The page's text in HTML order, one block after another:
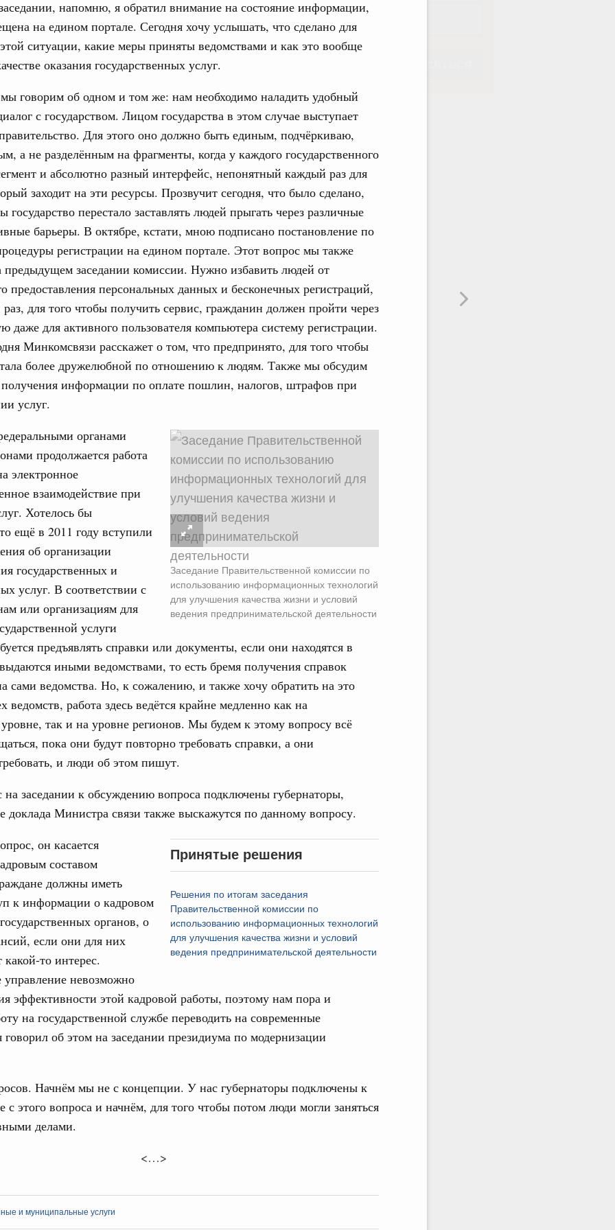
напомню, я обратил внимание на состояние информации,
на едином портале. Сегодня хочу услышать, что сделано для
ситуации, какие меры приняты ведомствами и как это вообще
оказания государственных услуг.
мы говорим об одном и том же: нам необходимо наладить удобный
с государством. Лицом государства в этом случае выступает
Для этого оно должно быть единым, подчёркиваю,
а не разделённым на фрагменты, когда у каждого государственного
и абсолютно разный интерфейс, непонятный каждый раз для
заходит на эти ресурсы. Прозвучит сегодня, что было сделано,
государство перестало заставлять людей прыгать через различные
барьеры. В октябре, кстати, мною подписано постановление по
регистрации на едином портале. Этот вопрос мы также
предыдущем заседании комиссии. Нужно избавить людей от
предоставления персональных данных и бесконечных регистраций,
для того чтобы получить сервис, гражданин должен пройти через
даже для активного пользователя компьютера систему регистрации.
Минкомсвязи расскажет о том, что предпринято, для того чтобы
более дружелюбной по отношению к людям. Также мы обсудим
информации по оплате пошлин, налогов, штрафов при
услуг.
Заседание Правительственной комиссии по
использованию информационных технологий
для улучшения качества жизни и условий
ведения предпринимательской деятельности
органами
продолжается работа
электронное
взаимодействие при
Хотелось бы
ещё в 2011 году вступили
об организации
государственных и
услуг. В соответствии с
или организациям для
услуги
предъявлять справки или документы, если они находятся в
иными ведомствами, то есть бремя получения справок
сами ведомства. Но, к сожалению, и также хочу обратить на это
ведомств, работа здесь ведётся крайне медленно как на
так и на уровне регионов. Мы будем к этому вопросу всё
пока они будут повторно требовать справки, а они
и люди об этом пишут.
на заседании к обсуждению вопроса подключены губернаторы,
доклада Министра связи также выскажутся по данному вопросу.
Принятые решения
Решения по итогам заседания
Правительственной комиссии по
использованию информационных технологий
для улучшения качества жизни и условий
ведения предпринимательской деятельности
он касается
составом
должны иметь
к информации о кадровом
органов, о
если они для них
то интерес.
управление невозможно
эффективности этой кадровой работы, поэтому нам пора и
на государственной службе переводить на современные
говорил об этом на заседании президиума по модернизации
Начнём мы не с концепции. У нас губернаторы подключены к
с этого вопроса и начнём, для того чтобы потом люди могли заняться
делами.
<…>
и муниципальные услуги
сервиса
стратегической сессии о
научно-технологическим развитием
Вчера
ЖКХ обновлено в России при участии
ОЭЗ. ТОР. Моногорода
реализации проектов института
округе
молодёжи сформировал целое
себя ответственность за будущее
на юге России вырос почти на треть
система. Недвижимость. Оценочная деятельность
в управление «ДОМ.РФ»
в России вырос на 4,3%, въездной –
по ситуации на топливном рынке
развития территорий в
в городах ДНР
и поддержки занятости
стратегической сессии,
труда
Спортивных игр ВЭФ-2026
еще
Подписаться